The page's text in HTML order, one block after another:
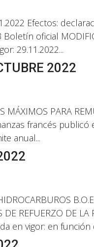
Efectos:
oficial
29.11.2022...
2022
MÁXIMOS PARA
francés
anual...
REFUERZO DE LA
en vigor: en función